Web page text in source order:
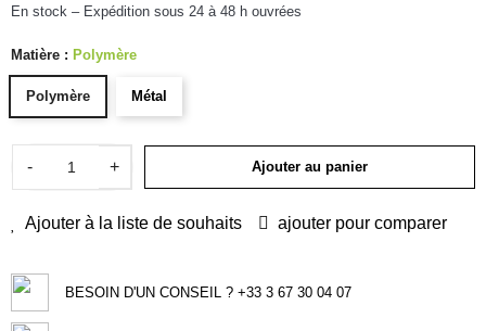
En stock – Expédition sous 24 à 48 h ouvrées
Matière : Polymère
Polymère Métal
- + Ajouter au panier
Ajouter à la liste de souhaits ajouter pour comparer
BESOIN D'UN CONSEIL ? +33 3 67 30 04 07